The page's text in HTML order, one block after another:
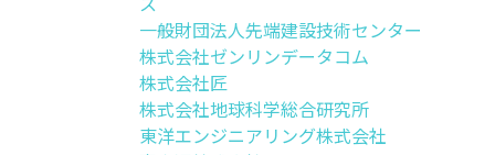
一般財団法人先端建設技術センター
株式会社ゼンリンデータコム
株式会社匠
株式会社地球科学総合研究所
東洋エンジニアリング株式会社